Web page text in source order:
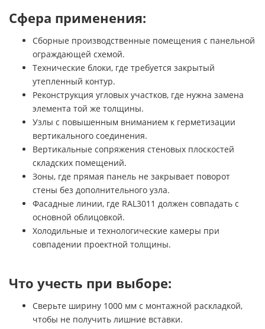
Сфера применения:
Сборные производственные помещения с панельной
ограждающей схемой.
Технические блоки, где требуется закрытый
утепленный контур.
Реконструкция угловых участков, где нужна замена
элемента той же толщины.
Узлы с повышенным вниманием к герметизации
вертикального соединения.
Вертикальные сопряжения стеновых плоскостей
складских помещений.
Зоны, где прямая панель не закрывает поворот
стены без дополнительного узла.
Фасадные линии, где RAL3011 должен совпадать с
основной облицовкой.
Холодильные и технологические камеры при
совпадении проектной толщины.
Что учесть при выборе:
Сверьте ширину 1000 мм с монтажной раскладкой,
чтобы не получить лишние вставки.